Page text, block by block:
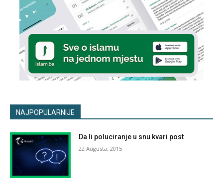
NAJPOPULARNIJE
Da li poluciranje u snu kvari post
22 Augusta, 2015